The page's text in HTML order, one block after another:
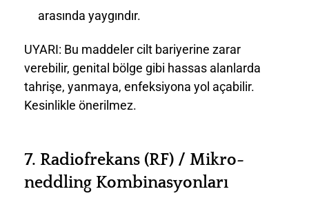
arasında yaygındır.
UYARI: Bu maddeler cilt bariyerine zarar
verebilir, genital bölge gibi hassas alanlarda
tahrişe, yanmaya, enfeksiyona yol açabilir.
Kesinlikle önerilmez.
7. Radiofrekans (RF) / Mikro-
neddling Kombinasyonları